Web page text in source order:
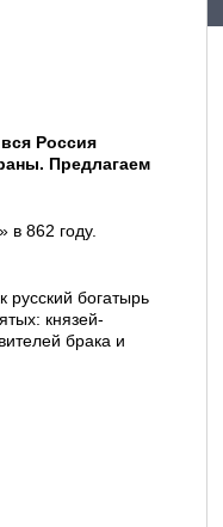
Россия
Предлагаем
в 862 году.
русский богатырь
князей-
брака и